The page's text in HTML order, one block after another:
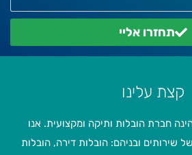
תחזרו אליי
קצת עלינו
חברת הובלות ותיקה ומקצועית. אנו
שירותים ובניהם: הובלות דירה, הובלות